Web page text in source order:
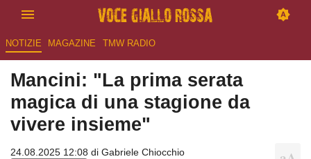
NOTIZIE MAGAZINE TMW RADIO
Mancini: "La prima serata
magica di una stagione da
vivere insieme"
24.08.2025 12:08 di Gabriele Chiocchio